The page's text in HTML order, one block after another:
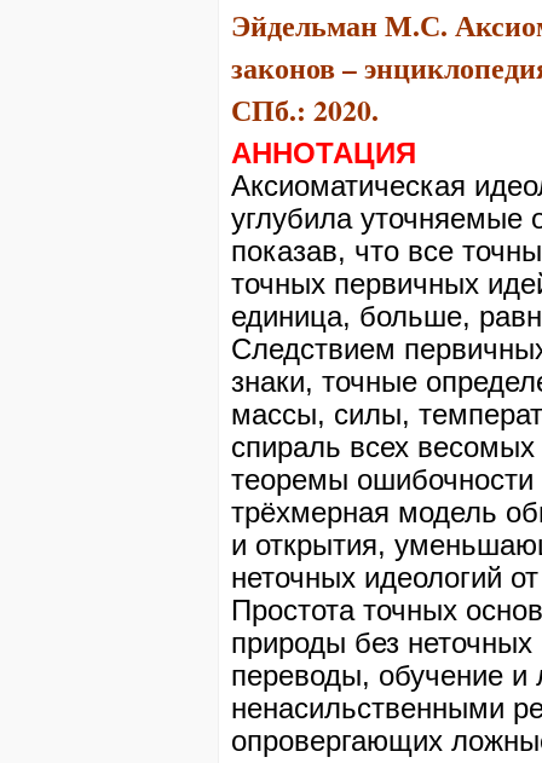
Эйдельман М.С.
законов –
СПб.: 2020.
АННОТАЦИЯ
Аксиоматическая
углубила уточняемые
показав, что все
точных первичных
единица, больше,
Следствием
знаки, точные
массы, силы,
спираль всех
теоремы ошибочности
трёхмерная модель
и открытия,
неточных идеологий
Простота точных
природы без
переводы, обучение и
ненасильственными
опровергающих